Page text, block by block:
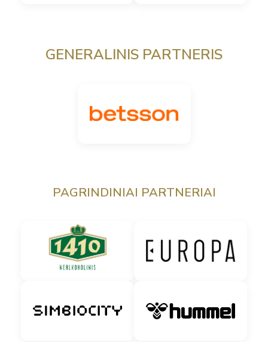
GENERALINIS PARTNERIS
PAGRINDINIAI PARTNERIAI